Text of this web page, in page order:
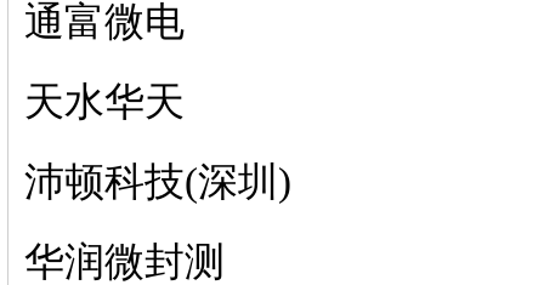
通富微电
天水华天
沛顿科技(深圳)
华润微封测